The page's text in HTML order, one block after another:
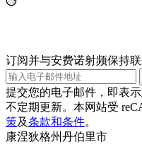
订阅并与安费诺射频保持
提交您的电子邮件，即表
不定期更新。本网站受
策及条款和条件。
康涅狄格州丹伯里市